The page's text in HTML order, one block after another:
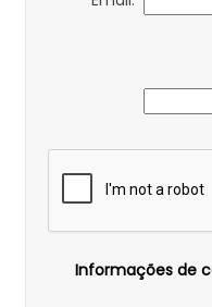
Informações de